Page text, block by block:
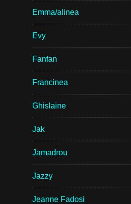
Emma/alinea
Evy
Fanfan
Francinea
Ghislaine
Jak
Jamadrou
Jazzy
Jeanne Fadosi